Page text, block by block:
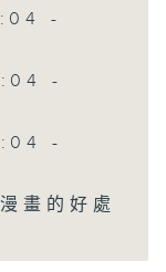
-
-
-
畫的好處